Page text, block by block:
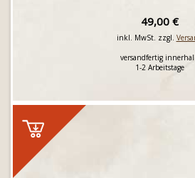
49,00 €
inkl. MwSt. zzgl.
versandfertig
1-2 Arbeitstage